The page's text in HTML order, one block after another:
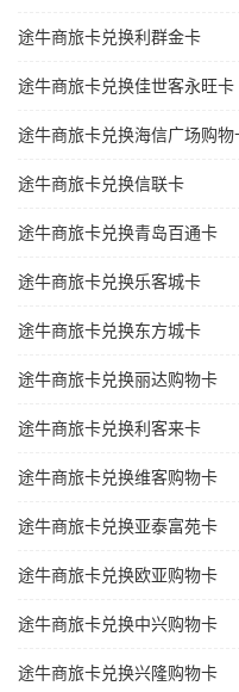
途牛商旅卡兑换利群金卡
途牛商旅卡兑换佳世客永旺卡
途牛商旅卡兑换海信广场购物
途牛商旅卡兑换信联卡
途牛商旅卡兑换青岛百通卡
途牛商旅卡兑换乐客城卡
途牛商旅卡兑换东方城卡
途牛商旅卡兑换丽达购物卡
途牛商旅卡兑换利客来卡
途牛商旅卡兑换维客购物卡
途牛商旅卡兑换亚泰富苑卡
途牛商旅卡兑换欧亚购物卡
途牛商旅卡兑换中兴购物卡
途牛商旅卡兑换兴隆购物卡